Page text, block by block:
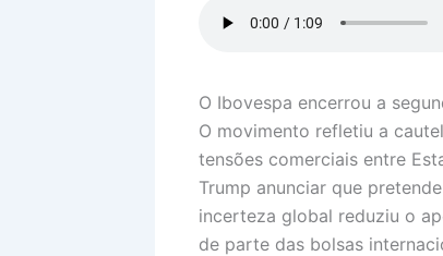
O Ibovespa encerrou a
O movimento refletiu a
tensões comerciais entre
Trump anunciar que
incerteza global reduziu o
de parte das bolsas